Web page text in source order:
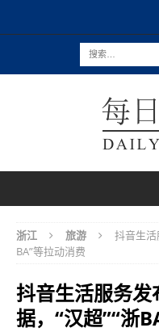
浙江 旅游
抖音生活
BA”等拉动消费
抖音生活服务
据，“汉超”“浙